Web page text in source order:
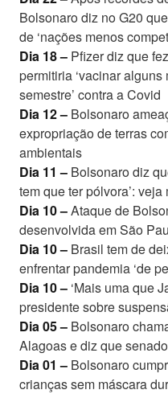
Bolsonaro diz no G20
de ‘nações menos
Dia 18 – Pfizer diz que
permitiria ‘vacinar
semestre’ contra a Covid
Dia 12 – Bolsonaro
expropriação de terras
ambientais
Dia 11 – Bolsonaro diz
tem que ter pólvora’: veja
Dia 10 –Ataque de
desenvolvida em São
Dia 10 – Brasil tem de
enfrentar pandemia ‘de
Dia 10 – ‘Mais uma que
presidente sobre
Dia 05 – Bolsonaro
Alagoas e diz que
Dia 01 – Bolsonaro
crianças sem máscara